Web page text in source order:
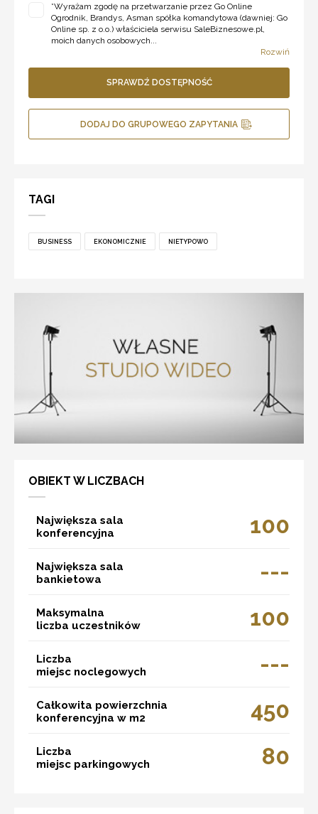
*Wyrażam zgodę na przetwarzanie przez Go Online
Ogrodnik, Brandys, Asman spółka komandytowa (dawniej: Go
Online sp. z o.o.) właściciela serwisu SaleBiznesowe.pl,
moich danych osobowych...
Rozwiń
SPRAWDŹ DOSTĘPNOŚĆ
DODAJ DO GRUPOWEGO ZAPYTANIA
TAGI
BUSINESS EKONOMICZNIE NIETYPOWO
OBIEKT W LICZBACH
Największa sala
konferencyjna
100
Największa sala
bankietowa
---
Maksymalna
liczba uczestników
100
Liczba
miejsc noclegowych
---
Całkowita powierzchnia
konferencyjna w m2
450
Liczba
miejsc parkingowych
80